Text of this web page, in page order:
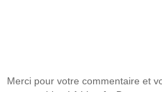
Merci pour votre commentaire et